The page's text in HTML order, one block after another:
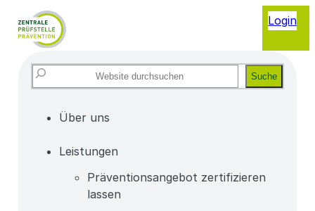
Website
durchsuchen
Suche
Über uns
Leistungen
Präventionsangebot zertifizieren
lassen
Login